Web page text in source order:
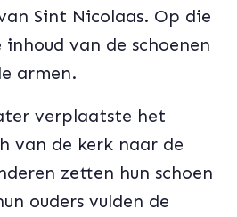
Sint Nicolaas. Op die
van de schoenen
armen.
verplaatste het
van de kerk naar de
zetten hun schoen
ouders vulden de